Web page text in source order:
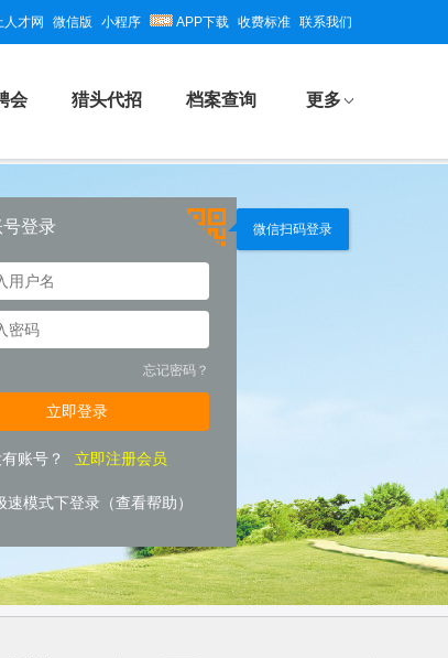
人才网 微信版 小程序 APP下载 收费标准 联系我们
会 猎头代招 档案查询 更多
登录
忘记密码？
账号？ 立即注册会员
速模式下登录（查看帮助）
微信扫码登录